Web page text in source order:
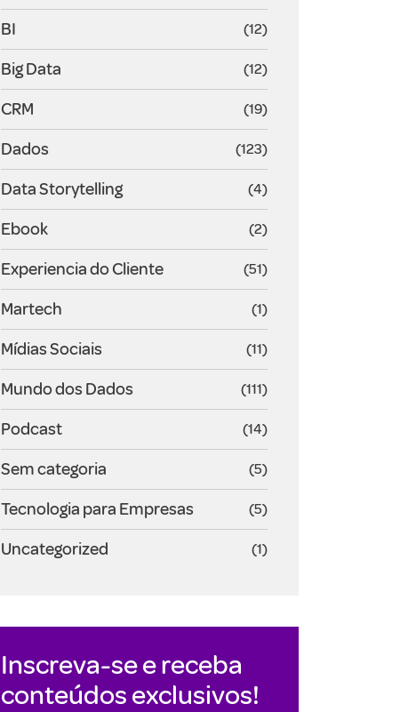
BI (12)
Big Data (12)
CRM (19)
Dados (123)
Data Storytelling (4)
Ebook (2)
Experiencia do Cliente (51)
Martech (1)
Mídias Sociais (11)
Mundo dos Dados (111)
Podcast (14)
Sem categoria (5)
Tecnologia para Empresas (5)
Uncategorized (1)
Inscreva-se e receba
conteúdos exclusivos!